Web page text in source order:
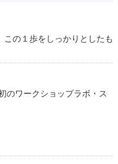
この１歩をしっかりとしたも
のワークショップラボ・ス